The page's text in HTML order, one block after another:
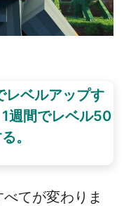
レベルアップす
週間でレベル50
。
てが変わりま